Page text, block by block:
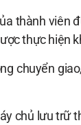
thành viên
thực hiện
chuyển
chủ lưu trữ